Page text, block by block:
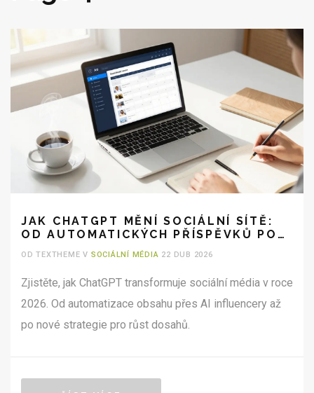
JAK CHATGPT MĚNÍ SOCIÁLNÍ SÍTĚ:
OD AUTOMATICKÝCH PŘÍSPĚVKŮ PO
AI INFLUENCERY
OD TEXTHEME V SOCIÁLNÍ MÉDIA 22 DUB 2026
Zjistěte, jak ChatGPT transformuje sociální média v roce
2026. Od automatizace obsahu přes AI influencery až
po nové strategie pro růst dosahů.